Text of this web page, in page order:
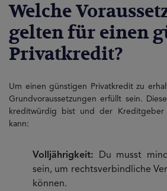
Welche
gelten für einen
Privatkredit?
Um einen günstigen Privatkredit zu
Grundvoraussetzungen erfüllt sein.
kreditwürdig bist und der Kreditgeber
kann:
Volljährigkeit: Du musst
sein, um rechtsverbindliche
können.